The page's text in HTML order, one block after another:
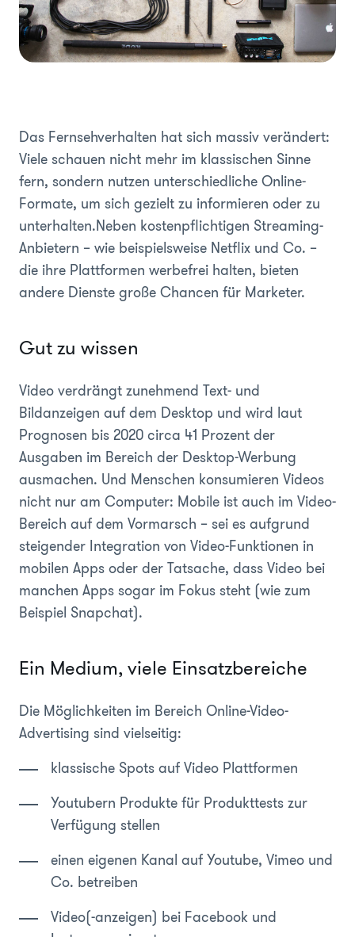
Das Fernsehverhalten hat sich massiv verändert:
Viele schauen nicht mehr im klassischen Sinne
fern, sondern nutzen unterschiedliche Online-
Formate, um sich gezielt zu informieren oder zu
unterhalten.Neben kostenpflichtigen Streaming-
Anbietern – wie beispielsweise Netflix und Co. –
die ihre Plattformen werbefrei halten, bieten
andere Dienste große Chancen für Marketer.
Gut zu wissen
Video verdrängt zunehmend Text- und
Bildanzeigen auf dem Desktop und wird laut
Prognosen bis 2020 circa 41 Prozent der
Ausgaben im Bereich der Desktop-Werbung
ausmachen. Und Menschen konsumieren Videos
nicht nur am Computer: Mobile ist auch im Video-
Bereich auf dem Vormarsch – sei es aufgrund
steigender Integration von Video-Funktionen in
mobilen Apps oder der Tatsache, dass Video bei
manchen Apps sogar im Fokus steht (wie zum
Beispiel Snapchat).
Ein Medium, viele Einsatzbereiche
Die Möglichkeiten im Bereich Online-Video-
Advertising sind vielseitig:
klassische Spots auf Video Plattformen
Youtubern Produkte für Produkttests zur
Verfügung stellen
einen eigenen Kanal auf Youtube, Vimeo und
Co. betreiben
Video(-anzeigen) bei Facebook und